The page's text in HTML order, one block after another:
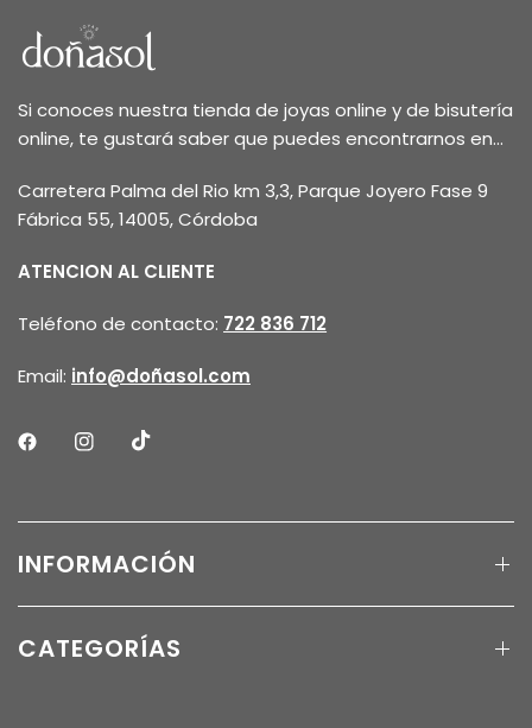
Si conoces nuestra tienda de joyas online y de bisutería
online, te gustará saber que puedes encontrarnos en...
Carretera Palma del Rio km 3,3, Parque Joyero Fase 9
Fábrica 55, 14005, Córdoba
ATENCION AL CLIENTE
Teléfono de contacto: 722 836 712
Email: info@doñasol.com
INFORMACIÓN
CATEGORÍAS